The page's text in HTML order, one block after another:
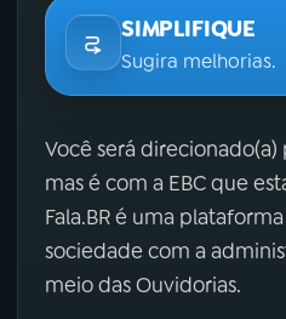
SIMPLIFIQUE
Sugira melhorias.
Você será direcionado(a)
mas é com a EBC que
Fala.BR é uma
sociedade com a
meio das Ouvidorias.